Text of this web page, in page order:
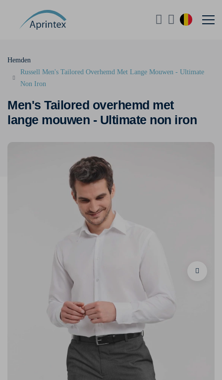
Men's Tailored overhemd met
lange mouwen - Ultimate non iron
Hemden
Russell Men's Tailored Overhemd Met Lange Mouwen - Ultimate
Non Iron